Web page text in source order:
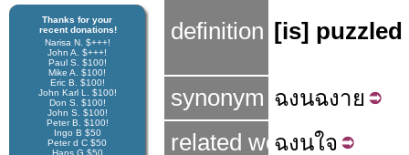
Thanks for your
recent donations!
Narisa N. $+++!
John A. $+++!
Paul S. $100!
Mike A. $100!
Eric B. $100!
John Karl L. $100!
Don S. $100!
John S. $100!
Peter B. $100!
Ingo B $50
Peter d C $50
Hans G $50
definition [is]
synonym ฉงนฉงาย
related word
ฉงนใจ